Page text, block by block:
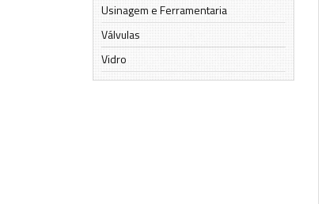
Usinagem e Ferramentaria
Válvulas
Vidro